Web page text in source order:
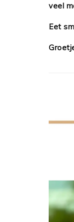
veel
Eet